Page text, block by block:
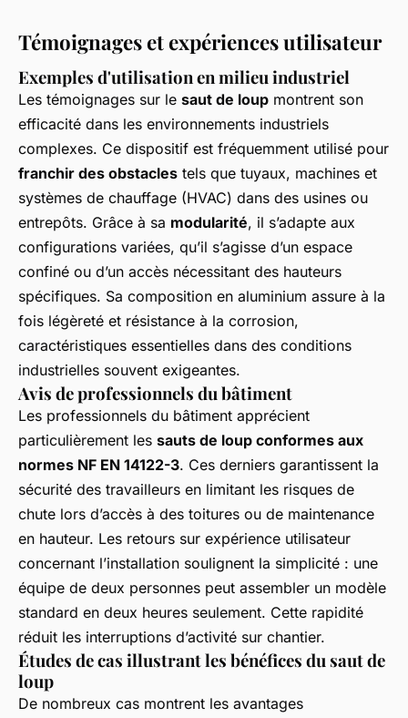
Témoignages et expériences utilisateur
Exemples d'utilisation en milieu industriel
Les témoignages sur le saut de loup montrent son
efficacité dans les environnements industriels
complexes. Ce dispositif est fréquemment utilisé pour
franchir des obstacles tels que tuyaux, machines et
systèmes de chauffage (HVAC) dans des usines ou
entrepôts. Grâce à sa modularité, il s’adapte aux
configurations variées, qu’il s’agisse d’un espace
confiné ou d’un accès nécessitant des hauteurs
spécifiques. Sa composition en aluminium assure à la
fois légèreté et résistance à la corrosion,
caractéristiques essentielles dans des conditions
industrielles souvent exigeantes.
Avis de professionnels du bâtiment
Les professionnels du bâtiment apprécient
particulièrement les sauts de loup conformes aux
normes NF EN 14122-3. Ces derniers garantissent la
sécurité des travailleurs en limitant les risques de
chute lors d’accès à des toitures ou de maintenance
en hauteur. Les retours sur expérience utilisateur
concernant l’installation soulignent la simplicité : une
équipe de deux personnes peut assembler un modèle
standard en deux heures seulement. Cette rapidité
réduit les interruptions d’activité sur chantier.
Études de cas illustrant les bénéfices du saut de
loup
De nombreux cas montrent les avantages